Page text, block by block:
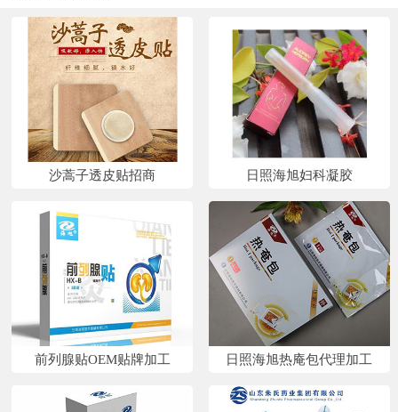
沙蒿子透皮贴招商 日照海旭妇科凝胶
前列腺贴OEM贴牌加工 日照海旭热庵包代理加工